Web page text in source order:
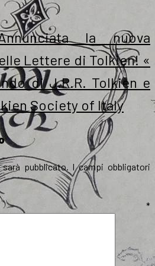
la nuova
Lettere di Tolkien! «
di J.R.R. Tolkien e
Society of Italy
pubblicato.
I campi obbligatori
*